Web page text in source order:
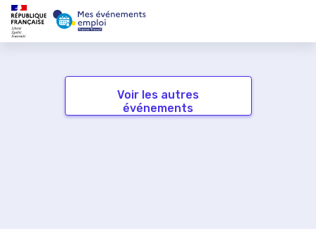
Voir les autres
événements